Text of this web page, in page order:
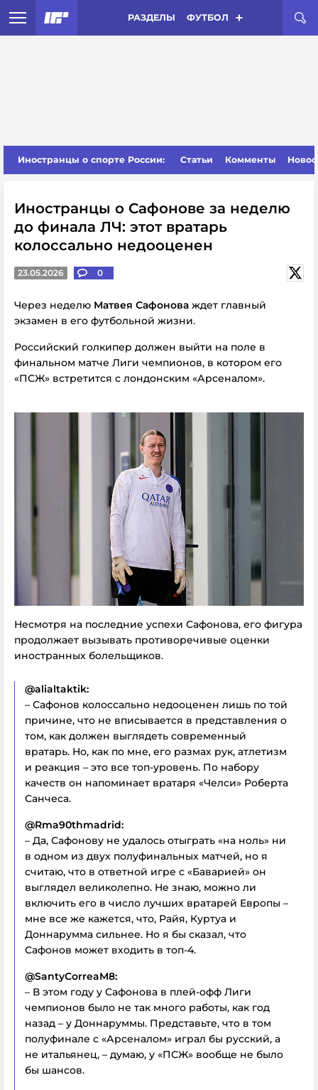
РАЗДЕЛЫ ФУТБОЛ
Иностранцы о спорте России: Статьи Комменты
Иностранцы о Сафонове за неделю
до финала ЛЧ: этот вратарь
колоссально недооценен
23.05.2026 0
Через неделю Матвея Сафонова ждет главный
экзамен в его футбольной жизни.
Российский голкипер должен выйти на поле в
финальном матче Лиги чемпионов, в котором его
«ПСЖ» встретится с лондонским «Арсеналом».
Несмотря на последние успехи Сафонова, его фигура
продолжает вызывать противоречивые оценки
иностранных болельщиков.
@alialtaktik:
– Сафонов колоссально недооценен лишь по той
причине, что не вписывается в представления о
том, как должен выглядеть современный
вратарь. Но, как по мне, его размах рук, атлетизм
и реакция – это все топ-уровень. По набору
качеств он напоминает вратаря «Челси» Роберта
Санчеса.
@Rma90thmadrid:
– Да, Сафонову не удалось отыграть «на ноль» ни
в одном из двух полуфинальных матчей, но я
считаю, что в ответной игре с «Баварией» он
выглядел великолепно. Не знаю, можно ли
включить его в число лучших вратарей Европы –
мне все же кажется, что, Райя, Куртуа и
Доннарумма сильнее. Но я бы сказал, что
Сафонов может входить в топ-4.
@SantyCorreaM8:
– В этом году у Сафонова в плей-офф Лиги
чемпионов было не так много работы, как год
назад – у Доннаруммы. Представьте, что в том
полуфинале с «Арсеналом» играл бы русский, а
не итальянец, – думаю, у «ПСЖ» вообще не было
бы шансов.